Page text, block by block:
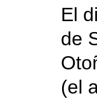
El
de
(el